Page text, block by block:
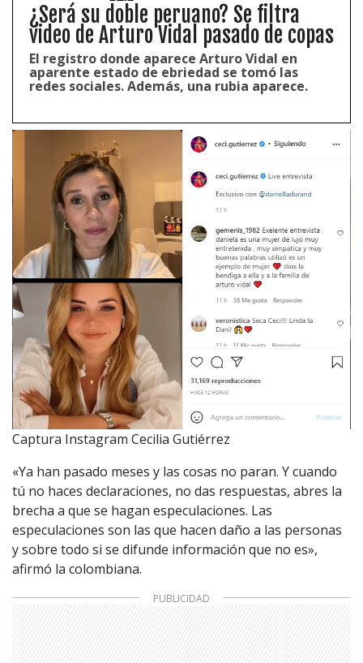
¿Será su doble peruano? Se filtra
video de Arturo Vidal pasado de copas
El registro donde aparece Arturo Vidal en
aparente estado de ebriedad se tomó las
redes sociales. Además, una rubia aparece.
Captura Instagram Cecilia Gutiérrez
«Ya han pasado meses y las cosas no paran. Y cuando
tú no haces declaraciones, no das respuestas, abres la
brecha a que se hagan especulaciones. Las
especulaciones son las que hacen daño a las personas
y sobre todo si se difunde información que no es»,
afirmó la colombiana.